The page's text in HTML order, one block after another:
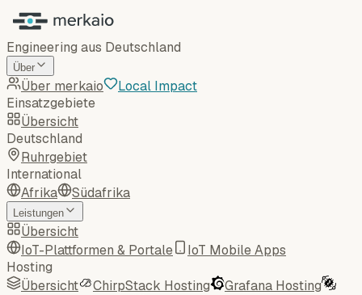
Engineering aus Deutschland
Über
Über merkaio
Local Impact
Einsatzgebiete
Übersicht
Deutschland
Ruhrgebiet
International
Afrika
Südafrika
Leistungen
Übersicht
IoT-Plattformen & Portale
IoT Mobile Apps
Hosting
Übersicht
ChirpStack Hosting
Grafana Hosting